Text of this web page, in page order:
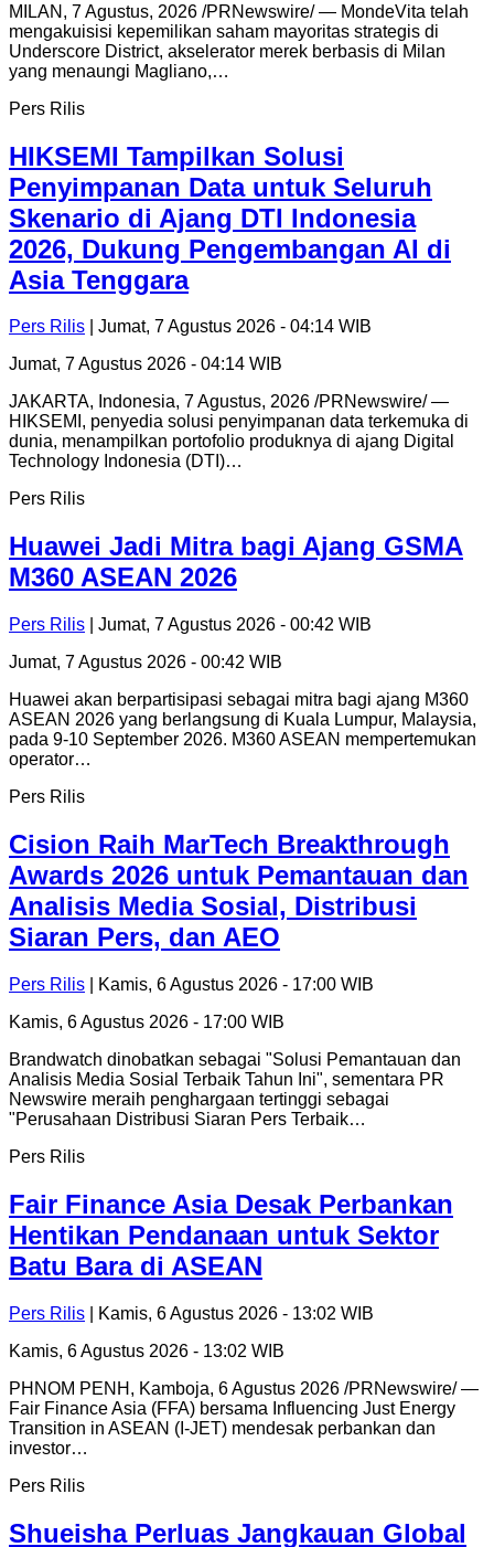
MILAN, 7 Agustus, 2026 /PRNewswire/ — MondeVita telah
mengakuisisi kepemilikan saham mayoritas strategis di
Underscore District, akselerator merek berbasis di Milan
yang menaungi Magliano,…
Pers Rilis
HIKSEMI Tampilkan Solusi
Penyimpanan Data untuk Seluruh
Skenario di Ajang DTI Indonesia
2026, Dukung Pengembangan AI di
Asia Tenggara
Pers Rilis | Jumat, 7 Agustus 2026 - 04:14 WIB
Jumat, 7 Agustus 2026 - 04:14 WIB
JAKARTA, Indonesia, 7 Agustus, 2026 /PRNewswire/ —
HIKSEMI, penyedia solusi penyimpanan data terkemuka di
dunia, menampilkan portofolio produknya di ajang Digital
Technology Indonesia (DTI)…
Pers Rilis
Huawei Jadi Mitra bagi Ajang GSMA
M360 ASEAN 2026
Pers Rilis | Jumat, 7 Agustus 2026 - 00:42 WIB
Jumat, 7 Agustus 2026 - 00:42 WIB
Huawei akan berpartisipasi sebagai mitra bagi ajang M360
ASEAN 2026 yang berlangsung di Kuala Lumpur, Malaysia,
pada 9-10 September 2026. M360 ASEAN mempertemukan
operator…
Pers Rilis
Cision Raih MarTech Breakthrough
Awards 2026 untuk Pemantauan dan
Analisis Media Sosial, Distribusi
Siaran Pers, dan AEO
Pers Rilis | Kamis, 6 Agustus 2026 - 17:00 WIB
Kamis, 6 Agustus 2026 - 17:00 WIB
Brandwatch dinobatkan sebagai "Solusi Pemantauan dan
Analisis Media Sosial Terbaik Tahun Ini", sementara PR
Newswire meraih penghargaan tertinggi sebagai
"Perusahaan Distribusi Siaran Pers Terbaik…
Pers Rilis
Fair Finance Asia Desak Perbankan
Hentikan Pendanaan untuk Sektor
Batu Bara di ASEAN
Pers Rilis | Kamis, 6 Agustus 2026 - 13:02 WIB
Kamis, 6 Agustus 2026 - 13:02 WIB
PHNOM PENH, Kamboja, 6 Agustus 2026 /PRNewswire/ —
Fair Finance Asia (FFA) bersama Influencing Just Energy
Transition in ASEAN (I-JET) mendesak perbankan dan
investor…
Pers Rilis
Shueisha Perluas Jangkauan Global